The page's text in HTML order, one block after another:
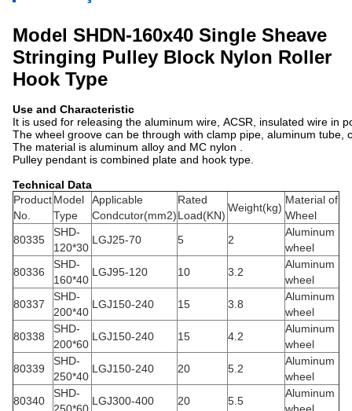
Model SHDN-160x40 Single Sheave
Stringing Pulley Block Nylon Roller
Hook Type
Use and Characteristic
It is used for releasing the aluminum wire, ACSR, insulated wire in
The wheel groove can be through with clamp pipe, aluminum tube,
The material is aluminum alloy and MC nylon .
Pulley pendant is combined plate and hook type.
Technical Data
Product
No.
Model
Type
Applicable
Condcutor(mm2)
Rated
Load(KN)
Weight(kg)
Material of
Wheel
80335
SHD-
120*30
LGJ25-70 5 2
Aluminum
wheel
80336
SHD-
160*40
LGJ95-120 10 3.2
Aluminum
wheel
80337
SHD-
200*40
LGJ150-240 15 3.8
Aluminum
wheel
80338
SHD-
200*60
LGJ150-240 15 4.2
Aluminum
wheel
80339
SHD-
250*40
LGJ150-240 20 5.2
Aluminum
wheel
80340
SHD-
LGJ300-400 20 5.5
Aluminum